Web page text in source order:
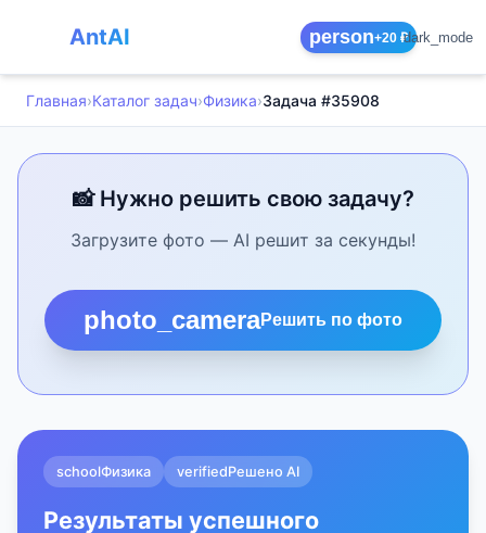
AntAI person+20 ₽dark_mode
Главная›Каталог задач›Физика›Задача #35908
📸 Нужно решить свою задачу?
Загрузите фото — AI решит за секунды!
photo_cameraРешить по фото
schoolФизика verifiedРешено AI
Результаты успешного